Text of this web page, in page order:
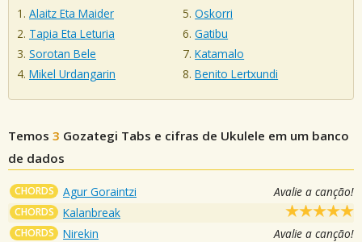
Alaitz Eta Maider
Tapia Eta Leturia
Sorotan Bele
Mikel Urdangarin
Oskorri
Gatibu
Katamalo
Benito Lertxundi
Temos 3 Gozategi Tabs e cifras de Ukulele em um banco
de dados
CHORDS Agur Goraintzi Avalie a canção!
CHORDS Kalanbreak
CHORDS Nirekin Avalie a canção!